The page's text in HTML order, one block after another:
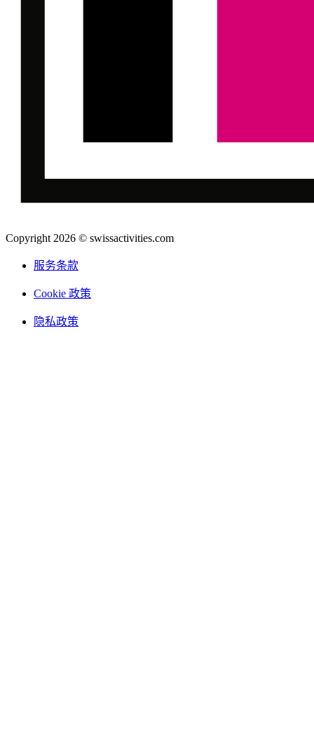
Copyright 2026 © swissactivities.com
服务条款
Cookie 政策
隐私政策